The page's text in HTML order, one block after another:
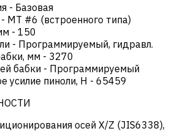
- Базовая
- MT #6 (встроенного типа)
- 150
- Программируемый, гидравл.
мм - 3270
бабки - Программируемый
усилие пиноли, Н - 65459
осей X/Z (JIS6338),